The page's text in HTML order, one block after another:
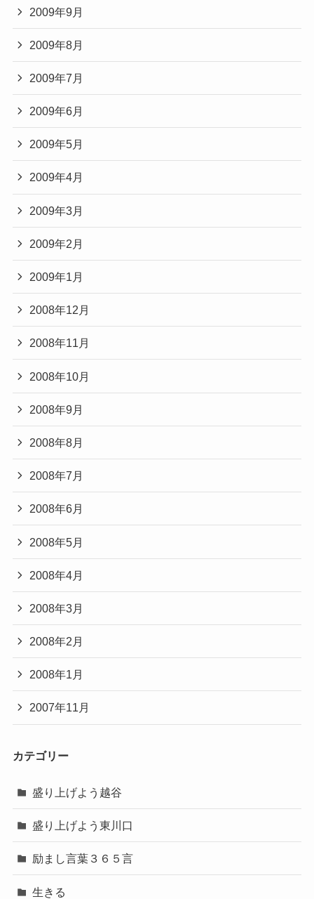
2009年9月
2009年8月
2009年7月
2009年6月
2009年5月
2009年4月
2009年3月
2009年2月
2009年1月
2008年12月
2008年11月
2008年10月
2008年9月
2008年8月
2008年7月
2008年6月
2008年5月
2008年4月
2008年3月
2008年2月
2008年1月
2007年11月
カテゴリー
盛り上げよう越谷
盛り上げよう東川口
励まし言葉３６５言
生きる